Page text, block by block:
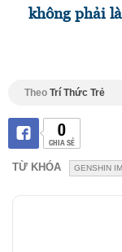
không phải
Theo Trí Thức Trẻ
0
CHIA SẺ
TỪ KHÓA GENSHIN